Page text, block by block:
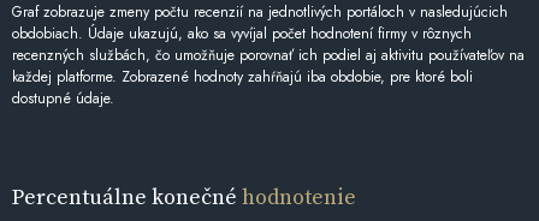
Graf zobrazuje zmeny počtu recenzií na jednotlivých portáloch v nasledujúcich
obdobiach. Údaje ukazujú, ako sa vyvíjal počet hodnotení firmy v rôznych
recenzných službách, čo umožňuje porovnať ich podiel aj aktivitu používateľov na
každej platforme. Zobrazené hodnoty zahŕňajú iba obdobie, pre ktoré boli
dostupné údaje.
Percentuálne konečné hodnotenie